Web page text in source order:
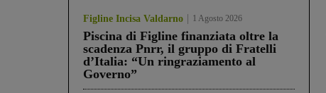
Figline Incisa Valdarno 1 Agosto 2026
Piscina di Figline finanziata oltre la
scadenza Pnrr, il gruppo di Fratelli
d’Italia: “Un ringraziamento al
Governo”